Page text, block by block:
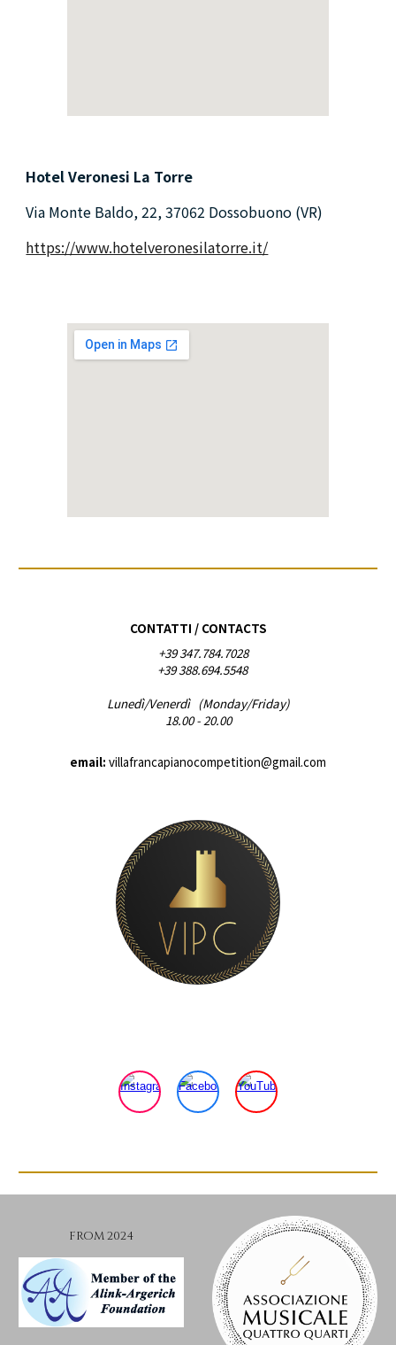
Hotel Veronesi La Torre
Via Monte Baldo, 22, 37062 Dossobuono (VR)
https://www.hotelveronesilatorre.it/
CONTATTI / CONTACTS
+39 347.784.7028
+39 388.694.5548
Lunedì/Venerdì (Monday/Friday)
18.00 - 20.00
email: villafrancapianocompetition@gmail.com
FROM 2024